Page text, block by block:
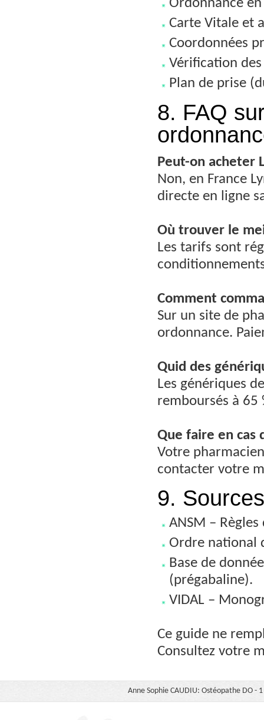
Ordonnance
Carte Vitale et
Coordonnées
Vérification
Plan de prise
8. FAQ
Peut-on acheter
Non, en France
directe en ligne
Où trouver le
Les tarifs sont
Comment
Sur un site de
ordonnance.
Quid des
Les génériques
remboursés à 65
Que faire en cas
Votre
contacter votre
9.
ANSM –
Ordre national
Base de
(prégabaline).
VIDAL –
Ce guide ne
Consultez votre
Anne Sophie CAUDIU: Ostéopathe DO -